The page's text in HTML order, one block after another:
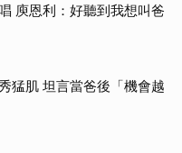
庾恩利：好聽到我想叫爸
猛肌 坦言當爸後「機會越